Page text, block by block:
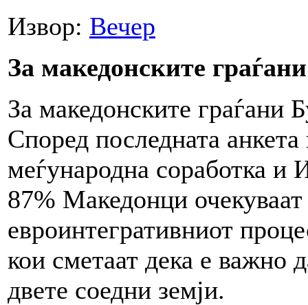
Извор: Вечер
За македонските
За македонските граѓани
Според последната
меѓународна соработка и
87% Македонци
евроинтегративниот
кои сметаат дека е важно
двете соедни земји.